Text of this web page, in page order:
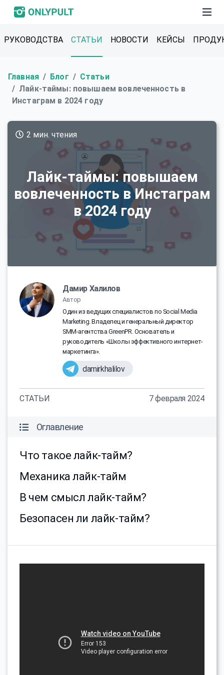
РУКОВОДСТВА СТАТЬИ НОВОСТИ КЕЙСЫ
Главная Блог
Статьи
Лайк-таймы: повышаем вовлеченность в
Инстаграм в 2024 году
Лайк-таймы: повышаем
вовлеченность в Инстаграм
в 2024 году
2 мин. чтения
Дамир Халилов
Автор
Один из ведущих специалистов по Social Media
Marketing. Владелец и генеральный директор
SMM-агентства GreenPR. Основатель и
руководитель «Школы эффективного интернет-
маркетинга».
damirkhalilov
СТАТЬИ 7 февраля 2024
Оглавление
Что такое лайк-тайм?
Механика лайк-тайм
В чем смысл лайк-тайм?
Безопасен ли лайк-тайм?